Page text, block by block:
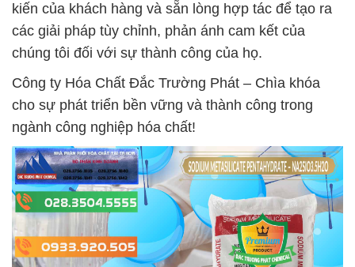
kiến của khách hàng và sẵn lòng hợp tác để tạo ra
các giải pháp tùy chỉnh, phản ánh cam kết của
chúng tôi đối với sự thành công của họ.
Công ty Hóa Chất Đắc Trường Phát – Chìa khóa
cho sự phát triển bền vững và thành công trong
ngành công nghiệp hóa chất!